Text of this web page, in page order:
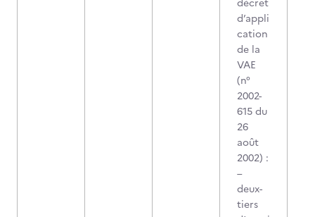
décret
d’appli
cation
de la
VAE
(n°
2002-
615 du
26
août
2002) :
–
deux-
tiers